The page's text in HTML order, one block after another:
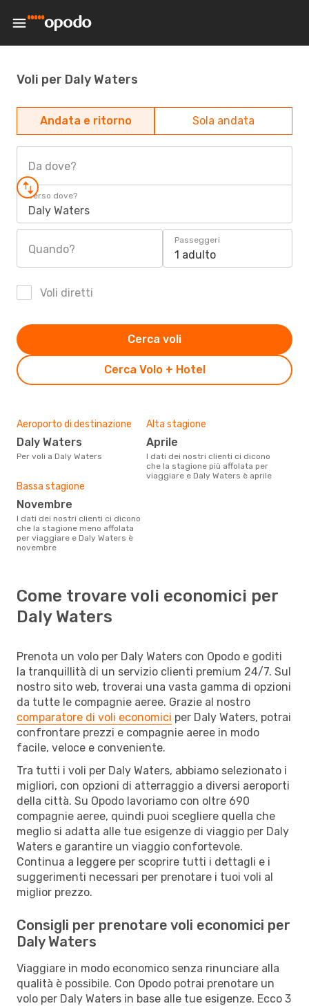
Voli per Daly Waters
Andata e ritorno Sola andata
Da dove?
Verso dove?
Daly Waters
Quando?
Passeggeri
1 adulto
Voli diretti
Cerca Volo + Hotel
Cerca voli
Aeroporto di destinazione
Daly Waters
Per voli a Daly Waters
Alta stagione
aprile
I dati dei nostri clienti ci dicono
che la stagione più affolata per
viaggiare e Daly Waters è aprile
Bassa stagione
novembre
I dati dei nostri clienti ci dicono
che la stagione meno affolata
per viaggiare e Daly Waters è
novembre
Come trovare voli economici per
Daly Waters
Prenota un volo per Daly Waters con Opodo e goditi
la tranquillità di un servizio clienti premium 24/7. Sul
nostro sito web, troverai una vasta gamma di opzioni
da tutte le compagnie aeree. Grazie al nostro
comparatore di voli economici per Daly Waters, potrai
confrontare prezzi e compagnie aeree in modo
facile, veloce e conveniente.
Tra tutti i voli per Daly Waters, abbiamo selezionato i
migliori, con opzioni di atterraggio a diversi aeroporti
della città. Su Opodo lavoriamo con oltre 690
compagnie aeree, quindi puoi scegliere quella che
meglio si adatta alle tue esigenze di viaggio per Daly
Waters e garantire un viaggio confortevole.
Continua a leggere per scoprire tutti i dettagli e i
suggerimenti necessari per prenotare i tuoi voli al
miglior prezzo.
Consigli per prenotare voli economici per
Daly Waters
Viaggiare in modo economico senza rinunciare alla
qualità è possibile. Con Opodo potrai prenotare un
volo per Daly Waters in base alle tue esigenze. Ecco 3